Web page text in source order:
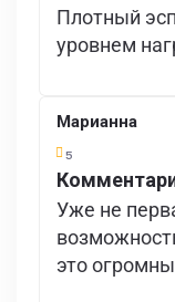
Плотный
уровнем
Марианна
5
Уже не
это